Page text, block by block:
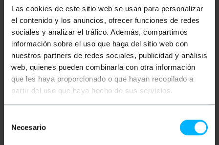
Las cookies de este sitio web se usan para personalizar
el contenido y los anuncios, ofrecer funciones de redes
sociales y analizar el tráfico. Además, compartimos
información sobre el uso que haga del sitio web con
nuestros partners de redes sociales, publicidad y análisis
web, quienes pueden combinarla con otra información
que les haya proporcionado o que hayan recopilado a
partir del uso que haya hecho de sus servicios.
Necesario
BEMATIK
Patch panel
configurable FTP para
rack 19 para 24
keystone 110 con peine
PVP
17,02€
17,02€ IVA inc.
PVD
13,30€
Entrega inmediata REF: RP082
Cantidad
Patch panel
configurable para
keystone 10" blanco de
UTP1U Lanberg PPKS-
9112-S
PVP
11,85€
11,85€ IVA inc.
PVD
9,55€
Entrega inmediata REF: RD136
Cantidad